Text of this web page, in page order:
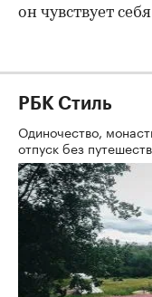
он чувствует
РБК Стиль
Одиночество,
отпуск без